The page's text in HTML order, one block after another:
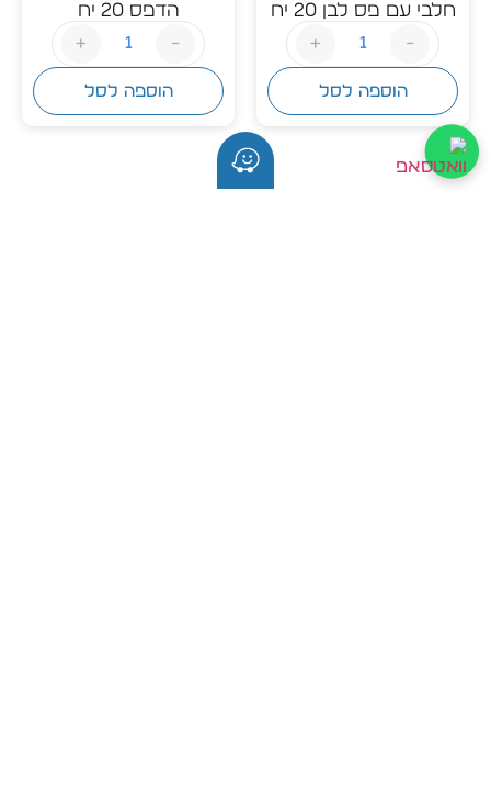
חלבי עם פס לבן 20 יח
-
+
הוספה לסל
הדפס 20 יח
-
+
הוספה לסל